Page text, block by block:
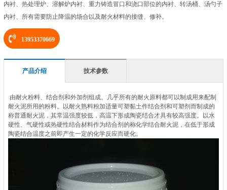
内衬、热处理炉、溶解炉内衬、重力铸造冒口和浇口部位的内衬、转汤桶、汤勺子
内衬、所有需要防止降温的场合以及耐火材料的接缝、修补。
13953370669
产品介绍 技术参数
由耐火粉料、结合剂和外加剂组成。几乎所有的耐火原料都可以制成用来配制
耐火泥所用的粉料。以耐火熟料粉加适量可塑黏土作结合剂和可塑剂而制成的
称普通耐火泥，其常温强度较低，高温下形成陶瓷结合才具有较高强度。以水
硬性、气硬性或热硬性结合材料作为结合剂的称化学结合耐火泥，在低于形成
陶瓷结合温度之前即产生一定的化学反应而硬化。